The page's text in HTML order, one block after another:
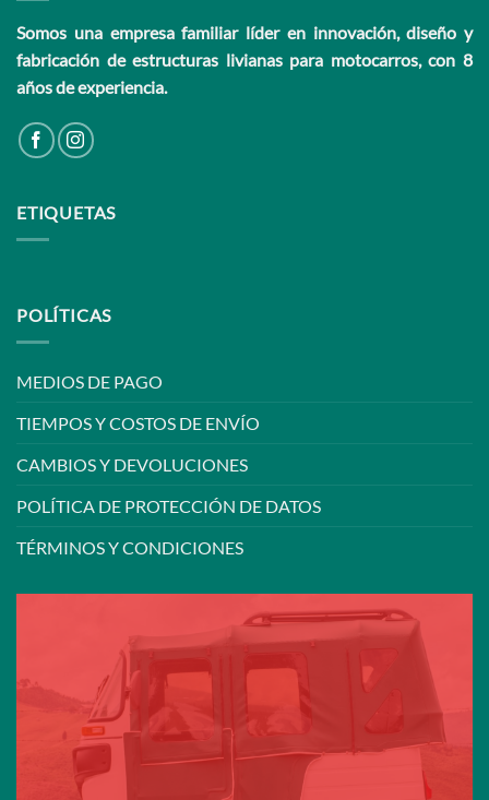
Somos una empresa familiar líder en innovación, diseño y
fabricación de estructuras livianas para motocarros, con 8
años de experiencia.
ETIQUETAS
POLÍTICAS
MEDIOS DE PAGO
TIEMPOS Y COSTOS DE ENVÍO
CAMBIOS Y DEVOLUCIONES
POLÍTICA DE PROTECCIÓN DE DATOS
TÉRMINOS Y CONDICIONES